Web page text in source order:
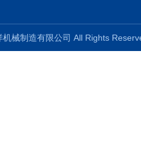
机械制造有限公司 All Rights